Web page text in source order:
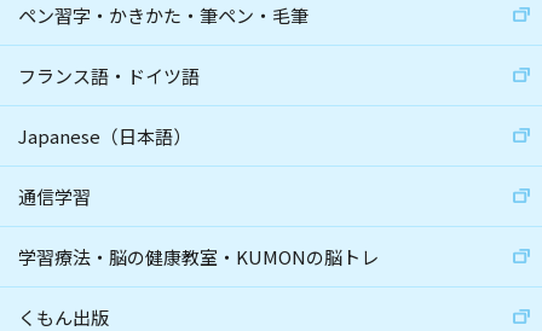
ペン習字・かきかた・筆ペン・毛筆
フランス語・ドイツ語
Japanese（日本語）
通信学習
学習療法・脳の健康教室・KUMONの脳トレ
くもん出版